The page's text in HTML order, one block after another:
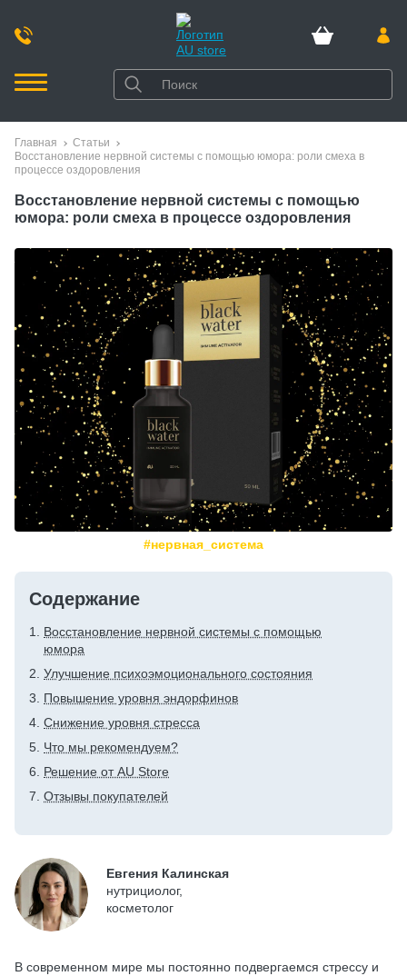
Главная
Статьи
Восстановление нервной системы с помощью юмора: роли смеха в
процессе оздоровления
Восстановление нервной системы с помощью
юмора: роли смеха в процессе оздоровления
#нервная_система
Содержание
Восстановление нервной системы с помощью
юмора
Улучшение психоэмоционального состояния
Повышение уровня эндорфинов
Снижение уровня стресса
Что мы рекомендуем?
Решение от AU Store
Отзывы покупателей
Евгения Калинская
нутрициолог,
косметолог
В современном мире мы постоянно подвергаемся стрессу и